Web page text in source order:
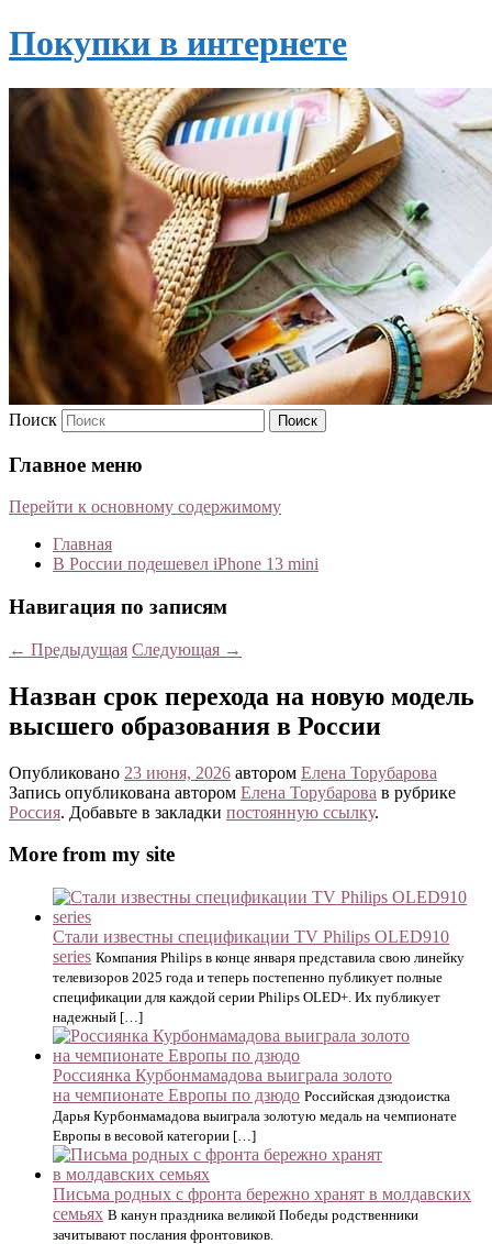
Покупки в интернете
Поиск
Главное меню
Перейти к основному содержимому
Главная
В России подешевел iPhone 13 mini
Навигация по записям
← Предыдущая Следующая →
Назван срок перехода на новую модель
высшего образования в России
Опубликовано 23 июня, 2026 автором Елена Торубарова
Запись опубликована автором Елена Торубарова в рубрике
Россия. Добавьте в закладки постоянную ссылку.
More from my site
Стали известны спецификации TV Philips OLED910
series Компания Philips в конце января представила свою линейку
телевизоров 2025 года и теперь постепенно публикует полные
спецификации для каждой серии Philips OLED+. Их публикует
надежный […]
Россиянка Курбонмамадова выиграла золото
на чемпионате Европы по дзюдо Российская дзюдоистка
Дарья Курбонмамадова выиграла золотую медаль на чемпионате
Европы в весовой категории […]
Письма родных с фронта бережно хранят в молдавских
семьях В канун праздника великой Победы родственники
зачитывают послания фронтовиков.